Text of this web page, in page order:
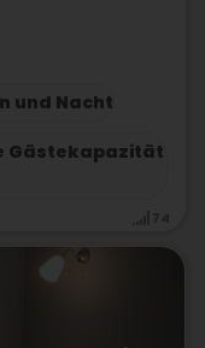
und Nacht
Gästekapazität